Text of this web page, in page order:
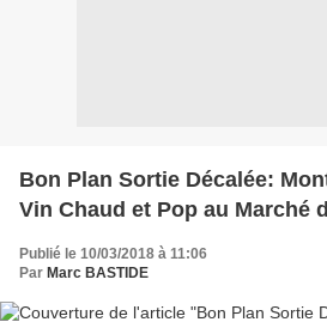
Bon Plan Sortie Décalée:
Vin Chaud et Pop au Marché
Publié le 10/03/2018 à 11:06
Par Marc BASTIDE